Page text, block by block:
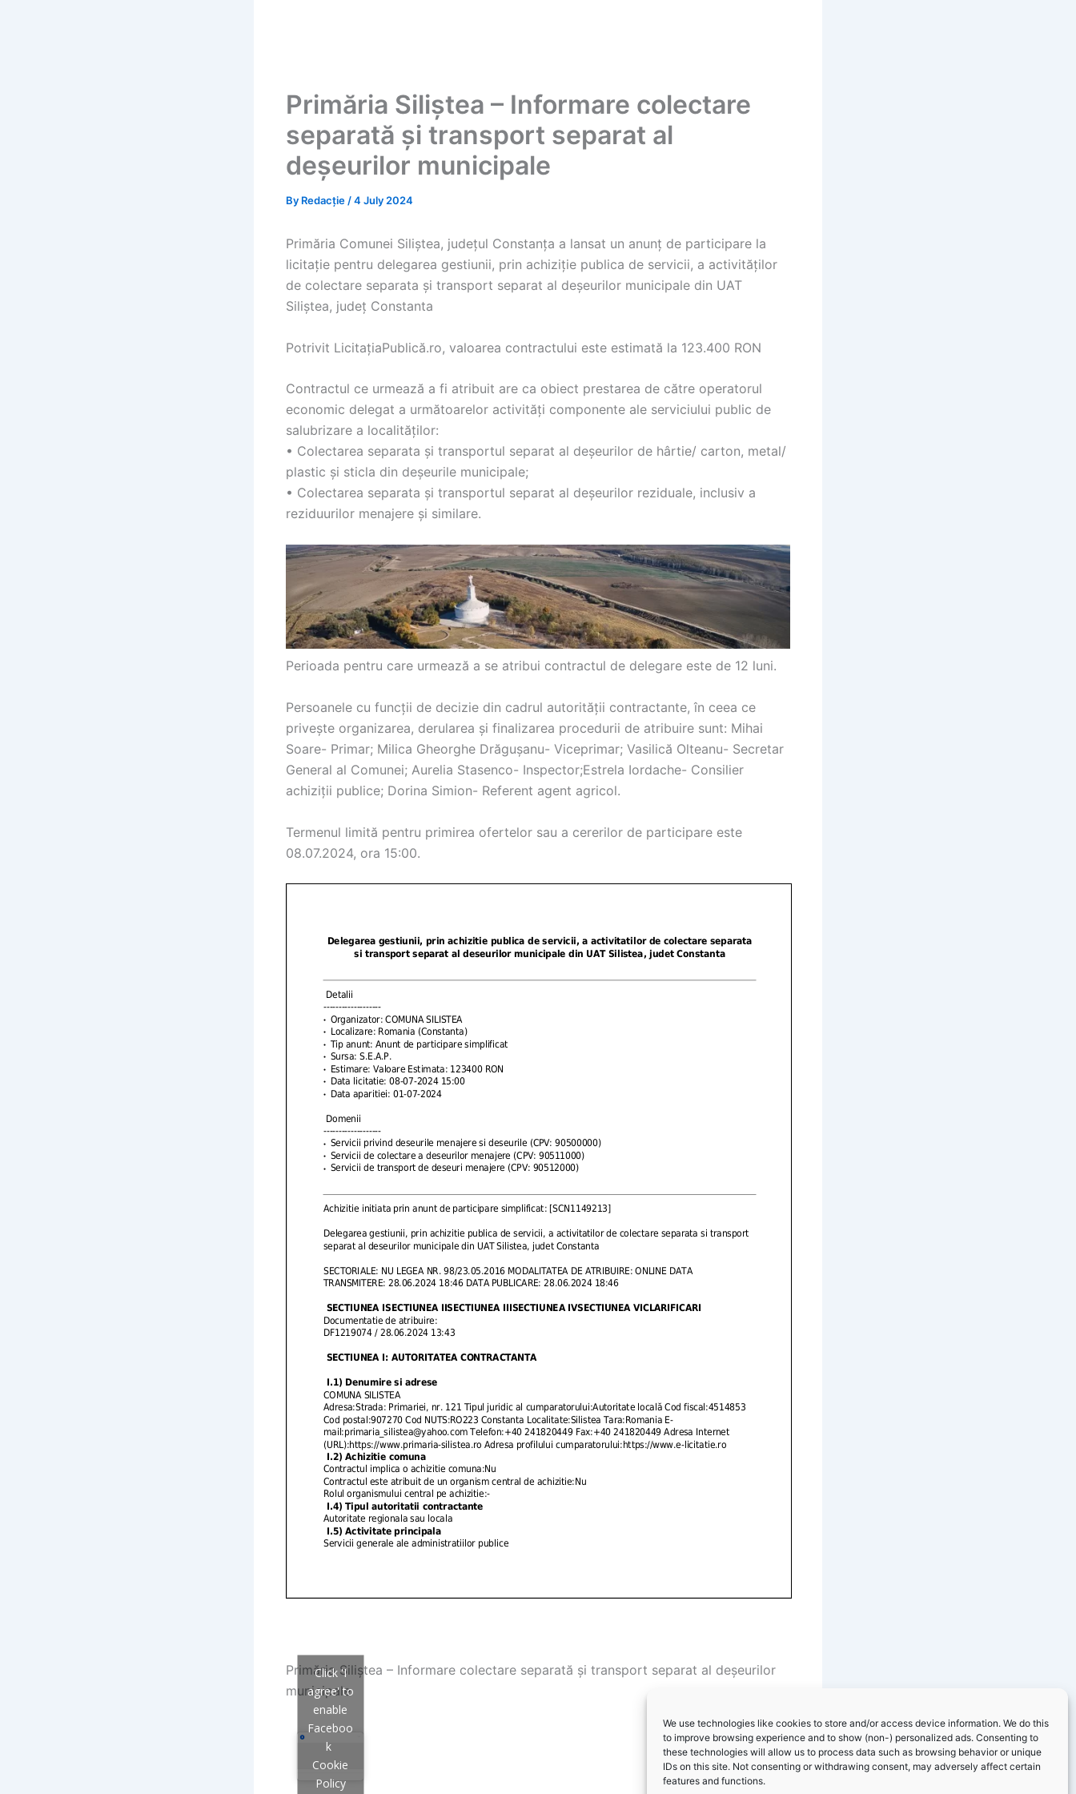
We use technologies like cookies to store and/or access device information. We do this
to improve browsing experience and to show (non-) personalized ads. Consenting to
these technologies will allow us to process data such as browsing behavior or unique
IDs on this site. Not consenting or withdrawing consent, may adversely affect certain
features and functions.
Primăria Siliștea – Informare colectare
separată și transport separat al
deșeurilor municipale
By Redacție/4 July 2024
Primăria Comunei Siliștea, județul Constanța a lansat un anunț de participare la
licitație pentru delegarea gestiunii, prin achiziție publica de servicii, a activităților
de colectare separata și transport separat al deșeurilor municipale din UAT
Siliștea, județ Constanta
Potrivit LicitațiaPublică.ro, valoarea contractului este estimată la 123.400 RON
Contractul ce urmează a fi atribuit are ca obiect prestarea de către operatorul
economic delegat a următoarelor activități componente ale serviciului public de
salubrizare a localităților:
• Colectarea separata și transportul separat al deșeurilor de hârtie/ carton, metal/
plastic și sticla din deșeurile municipale;
• Colectarea separata și transportul separat al deșeurilor reziduale, inclusiv a
reziduurilor menajere și similare.
Perioada pentru care urmează a se atribui contractul de delegare este de 12 luni.
Persoanele cu funcții de decizie din cadrul autorității contractante, în ceea ce
privește organizarea, derularea și finalizarea procedurii de atribuire sunt: Mihai
Soare- Primar; Milica Gheorghe Drăgușanu- Viceprimar; Vasilică Olteanu- Secretar
General al Comunei; Aurelia Stasenco- Inspector;Estrela Iordache- Consilier
achiziții publice; Dorina Simion- Referent agent agricol.
Termenul limită pentru primirea ofertelor sau a cererilor de participare este
08.07.2024, ora 15:00.
Primăria Siliștea – Informare colectare separată și transport separat al deșeurilor
municipale
Click 'I
agree' to
enable
Faceboo
k
Cookie
Policy